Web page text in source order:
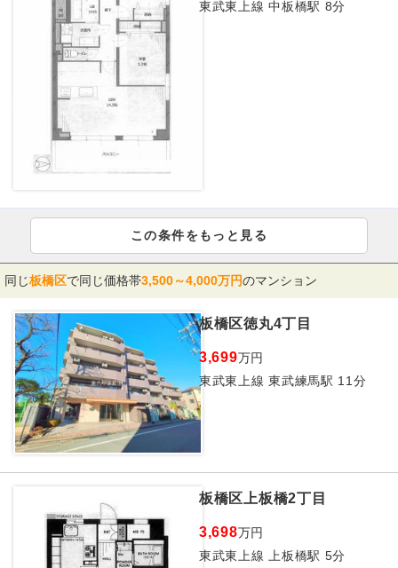
東武東上線 中板橋駅 8分
この条件をもっと見る
同じ板橋区で同じ価格帯3,500～4,000万円のマンション
板橋区徳丸4丁目
3,699万円
東武東上線 東武練馬駅 11分
板橋区上板橋2丁目
3,698万円
東武東上線 上板橋駅 5分